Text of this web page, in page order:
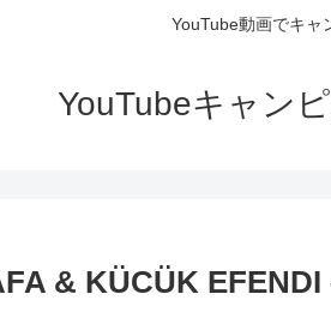
YouTube動画でキャ
YouTubeキャン
& KÜCÜK